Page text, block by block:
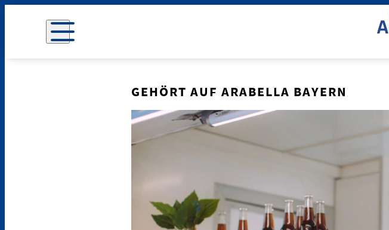
GEHÖRT AUF ARABELLA BAYERN